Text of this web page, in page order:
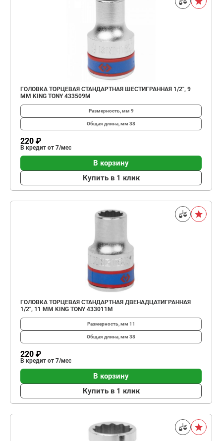
ГОЛОВКА ТОРЦЕВАЯ СТАНДАРТНАЯ ШЕСТИГРАННАЯ 1/2", 9
ММ KING TONY 433509M
Размерность, мм 9
Общая длина, мм 38
220 ₽
В кредит от 7/мес
В корзину
Купить в 1 клик
ГОЛОВКА ТОРЦЕВАЯ СТАНДАРТНАЯ ДВЕНАДЦАТИГРАННАЯ
1/2", 11 ММ KING TONY 433011M
Размерность, мм 11
Общая длина, мм 38
220 ₽
В кредит от 7/мес
В корзину
Купить в 1 клик